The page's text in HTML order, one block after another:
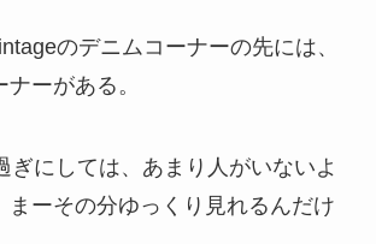
のデニムコーナーの先には、
ーがある。
ぎにしては、あまり人がいないよ
まーその分ゆっくり見れるんだけ